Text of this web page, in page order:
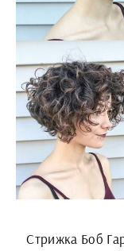
Стрижка Боб